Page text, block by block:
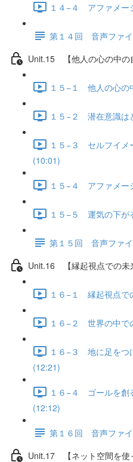
１４−４ アファメー
第１４回 音声ファイ
Unit.15 【他人の心の中の
１５−１ 他人の心の
１５−２ 潜在意識は
１５−３ セルフイメ
(10:01)
１５−４ アファメー
１５−５ 運気の下が
第１５回 音声ファイ
Unit.16 【縁起視点での未
１６−１ 縁起視点で
１６−２ 世界の中で
１６−３ 地に足をつ
(12:21)
１６−４ ゴールを創
(12:12)
第１６回 音声ファイ
Unit.17 【ネット空間を使